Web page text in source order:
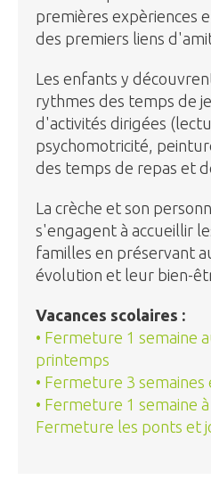
premières expèriences
des premiers liens
Les enfants y
rythmes des temps de
d'activités dirigées
psychomotricité,
des temps de repas et
La crèche et son
s'engagent à accueillir
familles en préservant
évolution et leur bien-
Vacances scolaires :
• Fermeture 1 semaine
printemps
• Fermeture 3 semaines
• Fermeture 1 semaine
Fermeture les ponts et